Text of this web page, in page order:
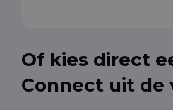
Of kies direct
Connect uit de